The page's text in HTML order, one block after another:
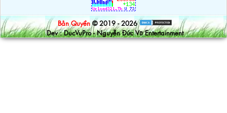
Bản Quyền © 2019 - 2026
Dev : DucVuPro - Nguyễn Đức Vũ Entertainment